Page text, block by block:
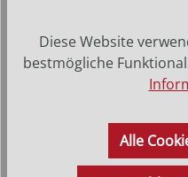
Diese Website
bestmögliche
Alle